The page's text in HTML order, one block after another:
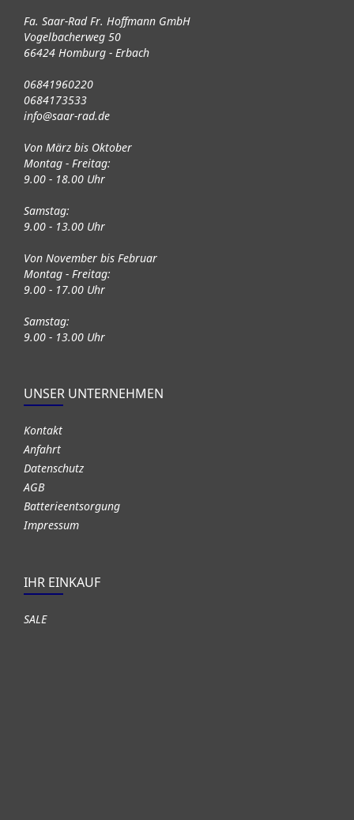
Fa. Saar-Rad Fr. Hoffmann GmbH
Vogelbacherweg 50
66424 Homburg - Erbach
06841960220
0684173533
info@saar-rad.de
Von März bis Oktober
Montag - Freitag:
9.00 - 18.00 Uhr
Samstag:
9.00 - 13.00 Uhr
Von November bis Februar
Montag - Freitag:
9.00 - 17.00 Uhr
Samstag:
9.00 - 13.00 Uhr
UNSER UNTERNEHMEN
Kontakt
Anfahrt
Datenschutz
AGB
Batterieentsorgung
Impressum
IHR EINKAUF
SALE